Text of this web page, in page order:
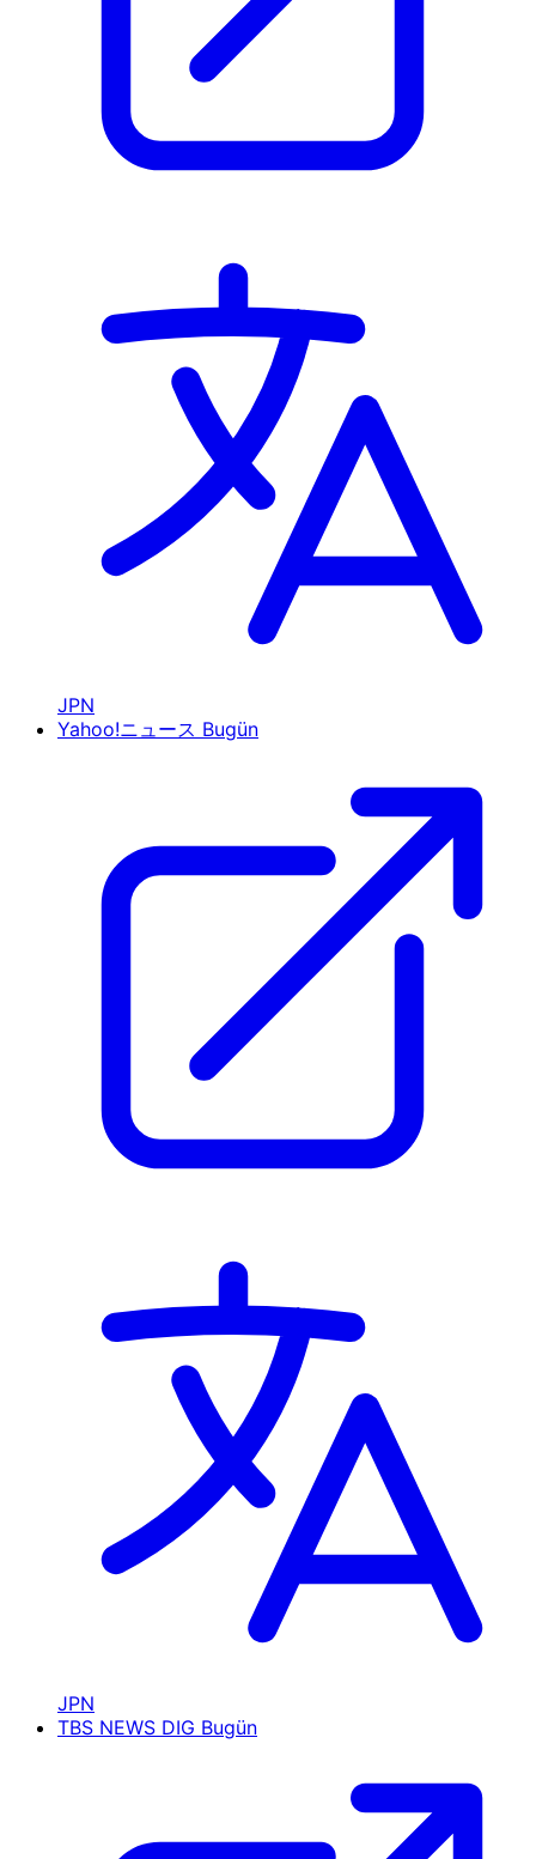
JPN
Yahoo!ニュース Bugün
JPN
TBS NEWS DIG Bugün